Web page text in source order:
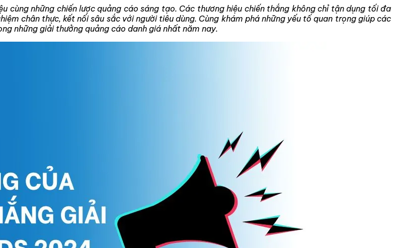
cùng những chiến lược quảng cáo sáng tạo. Các thương hiệu chiến thắng không chỉ tận dụng tối đa
chân thực, kết nối sâu sắc với người tiêu dùng. Cùng khám phá những yếu tố quan trọng giúp các
những giải thưởng quảng cáo danh giá nhất năm nay.